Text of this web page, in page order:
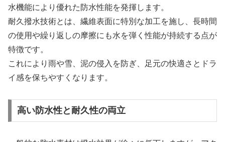
水機能により優れた防水性能を発揮します。
耐久撥水技術とは、繊維表面に特別な加工を施し、長時間
の使用や繰り返しの摩擦にも水を弾く性能が持続する点が
特徴です。
これにより雨や雪、泥の侵入を防ぎ、足元の快適さとドラ
イ感を保ちやすくなります。
高い防水性と耐久性の両立